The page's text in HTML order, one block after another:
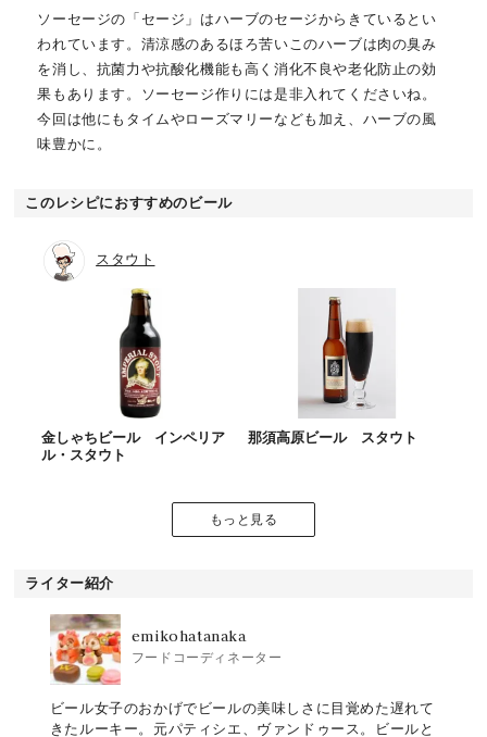
ソーセージの「セージ」はハーブのセージからきているとい
われています。清涼感のあるほろ苦いこのハーブは肉の臭み
を消し、抗菌力や抗酸化機能も高く消化不良や老化防止の効
果もあります。ソーセージ作りには是非入れてくださいね。
今回は他にもタイムやローズマリーなども加え、ハーブの風
味豊かに。
このレシピにおすすめのビール
スタウト
金しゃちビール インペリア
ル・スタウト
那須高原ビール スタウト
もっと見る
ライター紹介
emikohatanaka
フードコーディネーター
ビール女子のおかげでビールの美味しさに目覚めた遅れて
きたルーキー。元パティシエ、ヴァンドゥース。ビールと